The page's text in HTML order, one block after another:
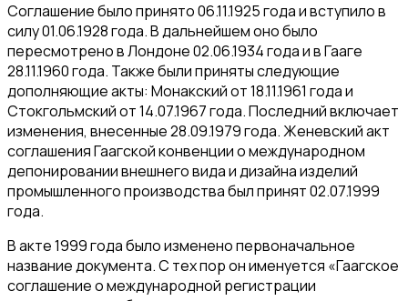
Соглашение было принято 06.11.1925 года и вступило в
силу 01.06.1928 года. В дальнейшем оно было
пересмотрено в Лондоне 02.06.1934 года и в Гааге
28.11.1960 года. Также были приняты следующие
дополняющие акты: Монакский от 18.11.1961 года и
Стокгольмский от 14.07.1967 года. Последний включает
изменения, внесенные 28.09.1979 года. Женевский акт
соглашения Гаагской конвенции о международном
депонировании внешнего вида и дизайна изделий
промышленного производства был принят 02.07.1999
года.
В акте 1999 года было изменено первоначальное
название документа. С тех пор он именуется «Гаагское
соглашение о международной регистрации